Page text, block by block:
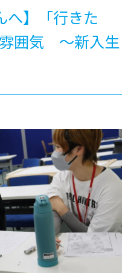
へ】「行きた
囲気 ～新入生